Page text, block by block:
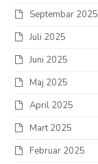
Septembar 2025
Juli 2025
Juni 2025
Maj 2025
April 2025
Mart 2025
Februar 2025